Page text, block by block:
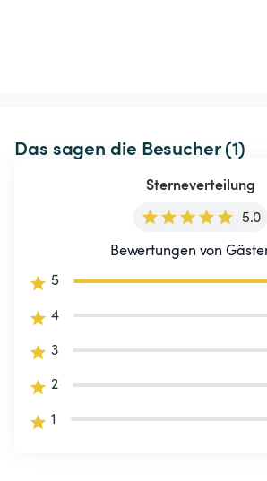
Das sagen die Besucher (1)
Sterneverteilung
5.0
Bewertungen von
5
4
3
2
1